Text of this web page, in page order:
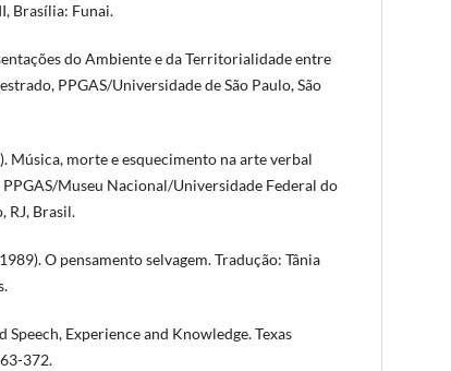
Brasília: Funai.
do Ambiente e da Territorialidade entre
PPGAS/Universidade de São Paulo, São
Música, morte e esquecimento na arte verbal
Museu Nacional/Universidade Federal do
RJ, Brasil.
O pensamento selvagem. Tradução: Tânia
Speech, Experience and Knowledge. Texas
372.